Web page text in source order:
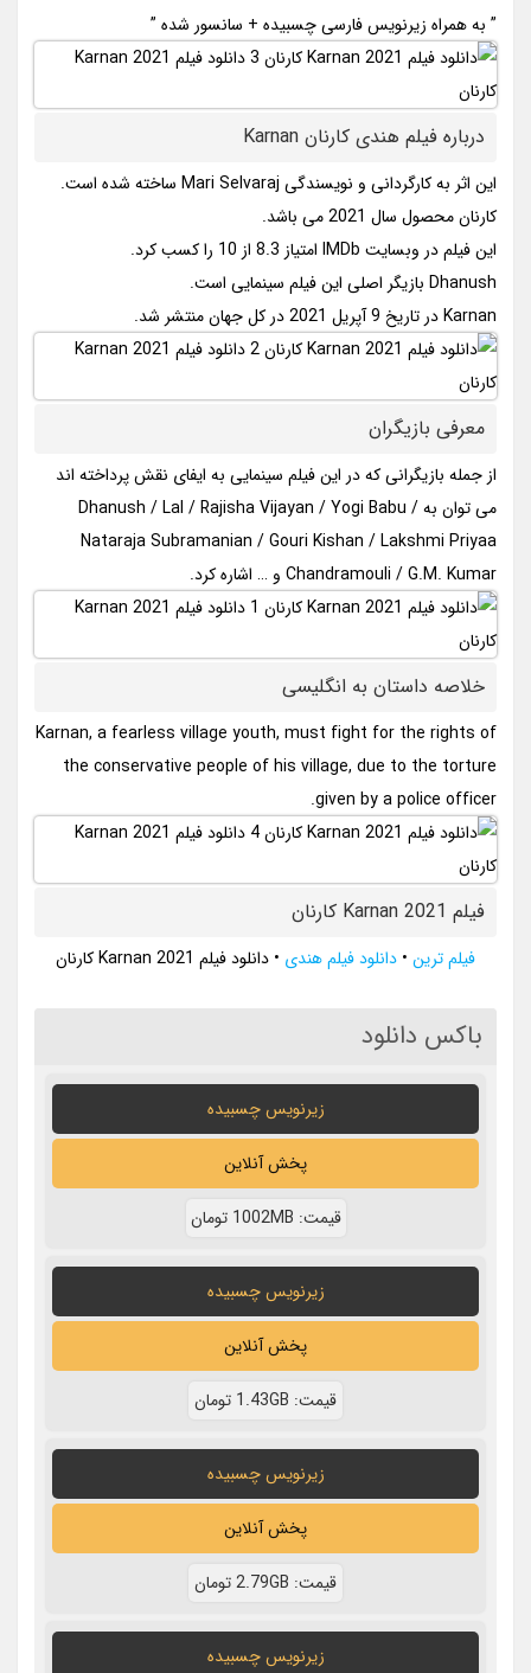
” به همراه زیرنویس فارسی چسبیده + سانسور شده ”
درباره فیلم هندی کارنان Karnan
این اثر به کارگردانی و نویسندگی Mari Selvaraj ساخته شده است.
کارنان محصول سال 2021 می باشد.
این فیلم در وبسایت IMDb امتیاز 8.3 از 10 را کسب کرد.
Dhanush بازیگر اصلی این فیلم سینمایی است.
Karnan در تاریخ 9 آپریل 2021 در کل جهان منتشر شد.
معرفی بازیگران
از جمله بازیگرانی که در این فیلم سینمایی به ایفای نقش پرداخته اند
می توان به Dhanush / Lal / Rajisha Vijayan / Yogi Babu /
Nataraja Subramanian / Gouri Kishan / Lakshmi Priyaa
Chandramouli / G.M. Kumar و … اشاره کرد.
خلاصه داستان به انگلیسی
Karnan, a fearless village youth, must fight for the rights of
the conservative people of his village, due to the torture
given by a police officer.
فیلم Karnan 2021 کارنان
فیلم ترین • دانلود فیلم هندی • دانلود فیلم Karnan 2021 کارنان
باکس دانلود
زیرنویس چسبیده
پخش آنلاین
قيمت: 1002MB تومان
زیرنویس چسبیده
پخش آنلاین
قيمت: 1.43GB تومان
زیرنویس چسبیده
پخش آنلاین
قيمت: 2.79GB تومان
زیرنویس چسبیده